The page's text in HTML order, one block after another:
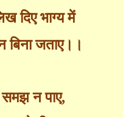
दिए भाग्य में
बिना जताए।।
न पाए,